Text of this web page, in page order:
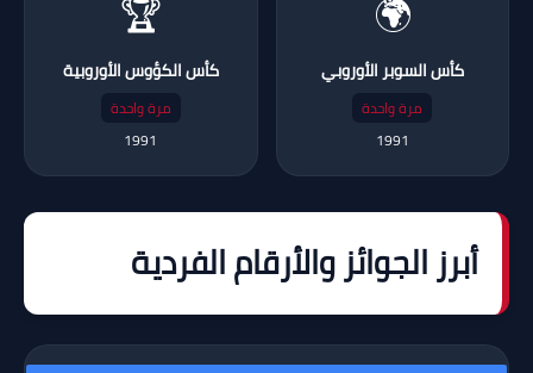
🌍
كأس السوبر الأوروبي
مرة واحدة
1991
🏆
كأس الكؤوس الأوروبية
مرة واحدة
1991
أبرز الجوائز والأرقام الفردية